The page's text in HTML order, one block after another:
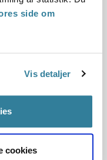
side om
Vis detaljer
cookies
forud for
vurderingen af, om en
ikke skyldes den
andre forhold, og
er sket en
er ophørt i arbejdet
der på arbejdets